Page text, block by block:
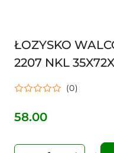
ŁOZYSKO
2207 NKL
(0)
Cena:
58.00